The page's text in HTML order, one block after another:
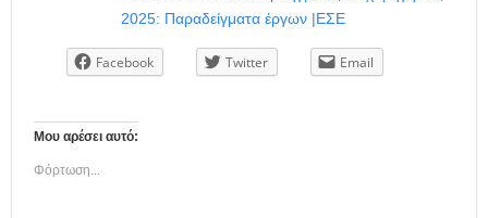
2025: Παραδείγματα έργων |ΕΣΕ
Facebook Twitter Email
Μου αρέσει αυτό:
Φόρτωση...